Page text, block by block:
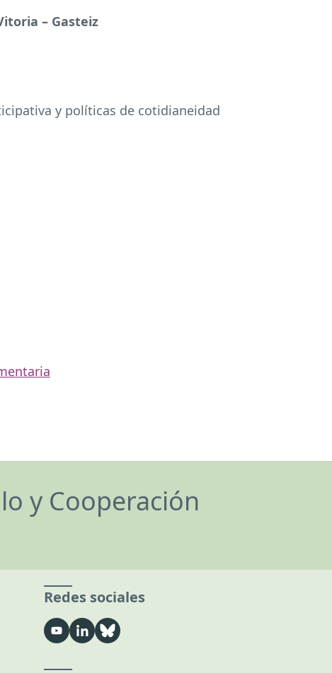
– Gasteiz
y políticas de cotidianeidad
y Cooperación
Redes sociales